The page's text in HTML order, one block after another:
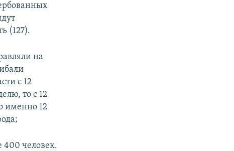
(127).
на
с 12
то с 12
именно 12
400 человек.